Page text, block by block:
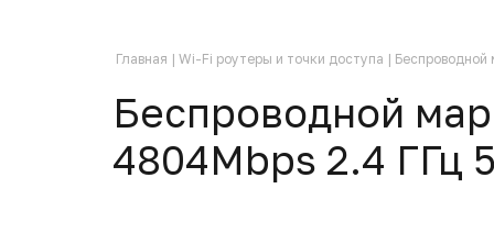
Главная Wi-Fi роутеры и точки доступа Беспроводной
Беспроводной
4804Mbps 2.4 ГГц